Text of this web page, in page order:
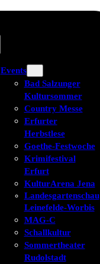
Events
Bad Salzunger
Kultursommer
Country Messe
Erfurter
Herbstlese
Goethe-Festwoche
Krimifestival
Erfurt
KulturArena Jena
Landesgartenschau
Leinefelde-Worbis
MAG-C
Schallkultur
Sommertheater
Rudolstadt